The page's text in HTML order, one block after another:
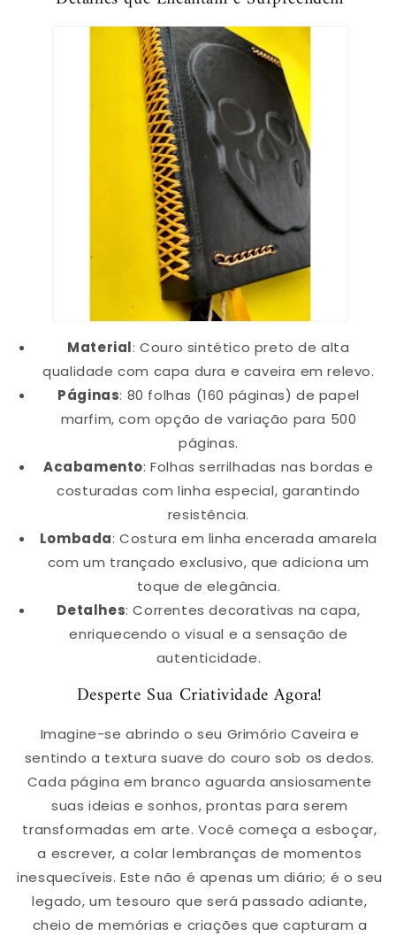
Material: Couro sintético preto de alta
qualidade com capa dura e caveira em relevo.
Páginas: 80 folhas (160 páginas) de papel
marfim, com opção de variação para 500
páginas.
Acabamento: Folhas serrilhadas nas bordas e
costuradas com linha especial, garantindo
resistência.
Lombada: Costura em linha encerada amarela
com um trançado exclusivo, que adiciona um
toque de elegância.
Detalhes: Correntes decorativas na capa,
enriquecendo o visual e a sensação de
autenticidade.
Desperte Sua Criatividade Agora!
Imagine-se abrindo o seu Grimório Caveira e
sentindo a textura suave do couro sob os dedos.
Cada página em branco aguarda ansiosamente
suas ideias e sonhos, prontas para serem
transformadas em arte. Você começa a esboçar,
a escrever, a colar lembranças de momentos
inesquecíveis. Este não é apenas um diário; é o seu
legado, um tesouro que será passado adiante,
cheio de memórias e criações que capturam a